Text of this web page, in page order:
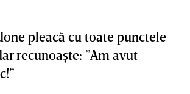
pleacă cu toate punctele
recunoaşte: ”Am avut